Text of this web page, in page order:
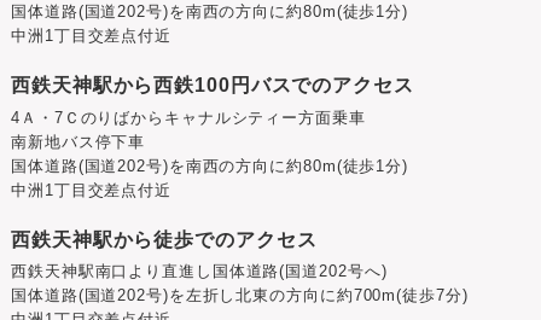
国体道路(国道202号)を南西の方向に約80m(徒歩1分)
中洲1丁目交差点付近
西鉄天神駅から西鉄100円バスでのアクセス
4Ａ・7Ｃのりばからキャナルシティー方面乗車
南新地バス停下車
国体道路(国道202号)を南西の方向に約80m(徒歩1分)
中洲1丁目交差点付近
西鉄天神駅から徒歩でのアクセス
西鉄天神駅南口より直進し国体道路(国道202号へ)
国体道路(国道202号)を左折し北東の方向に約700m(徒歩7分)